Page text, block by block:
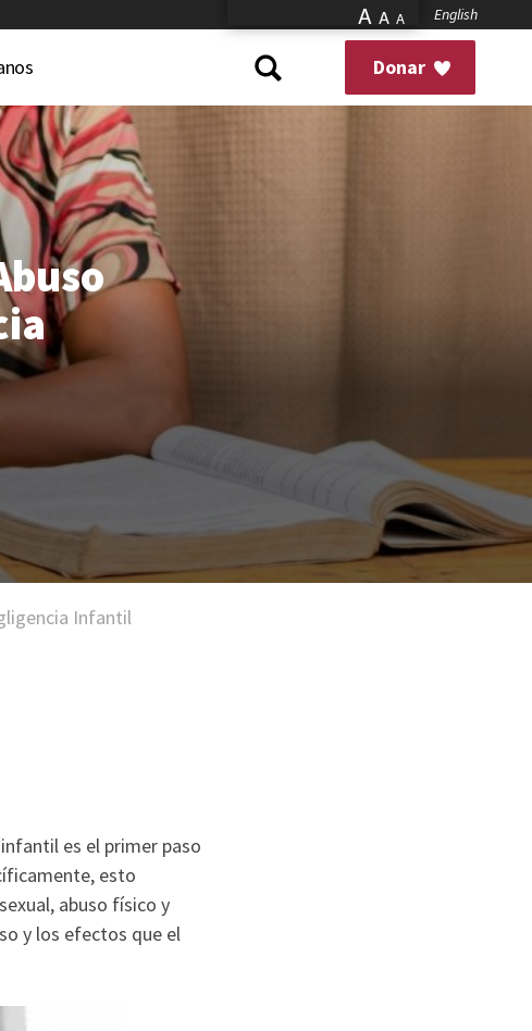
A A A English
Donar
Infantil
es el primer paso
esto
abuso físico y
y los efectos que el